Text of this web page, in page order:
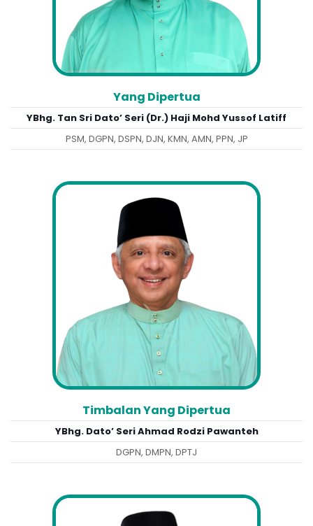
Yang Dipertua
YBhg. Tan Sri Dato’ Seri (Dr.) Haji Mohd Yussof Latiff
PSM, DGPN, DSPN, DJN, KMN, AMN, PPN, JP
Timbalan Yang Dipertua
YBhg. Dato’ Seri Ahmad Rodzi Pawanteh
DGPN, DMPN, DPTJ